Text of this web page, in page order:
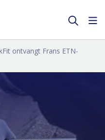
ontvangt Frans ETN-